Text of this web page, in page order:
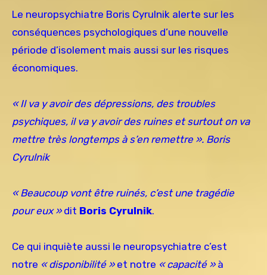
Le neuropsychiatre Boris Cyrulnik alerte sur les
conséquences psychologiques d’une nouvelle
période d’isolement mais aussi sur les risques
économiques.
« Il va y avoir des dépressions, des troubles
psychiques, il va y avoir des ruines et surtout on va
mettre très longtemps à s’en remettre ». Boris
Cyrulnik
« Beaucoup vont être ruinés, c’est une tragédie
pour eux »dit Boris Cyrulnik.
Ce qui inquiète aussi le neuropsychiatre c’est
notre « disponibilité »et notre « capacité »à